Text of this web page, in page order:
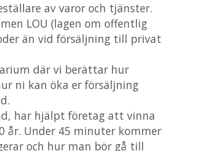
av varor och tjänster.
LOU (lagen om offentlig
än vid försäljning till privat
där vi berättar hur
ni kan öka er försäljning
har hjälpt företag att vinna
år. Under 45 minuter kommer
och hur man bör gå till